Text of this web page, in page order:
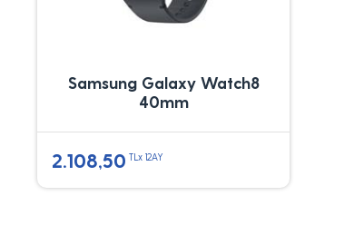
Samsung Galaxy Watch8
40mm
2.108,50 TLx 12AY